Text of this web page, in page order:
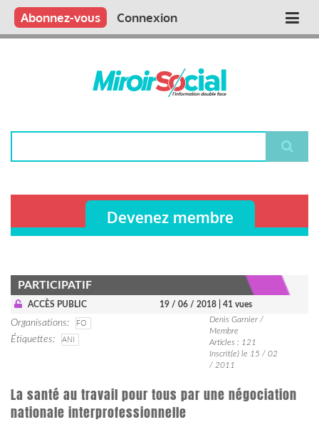
Aller
contenu
Main
Qui sommes nous ?
Vous publiez
Nous publions
Contactez-nous
Abonnez-vous Connexion
Devenez membre
PARTICIPATIF
ACCÈS PUBLIC 19 / 06 / 2018 | 41 vues
Organisations
FO
Étiquettes
ANI
Denis Garnier /
Membre
Articles : 121
Inscrit(e) le 15 / 02
/ 2011
La santé au travail pour tous par une négociation
nationale interprofessionnelle